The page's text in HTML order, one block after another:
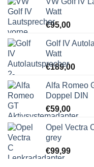
Watt
€95,00
Golf IV
Watt
€189,00
Alfa Romeo
Doppel DIN
€59,00
Opel Vectra
grey
€99,99